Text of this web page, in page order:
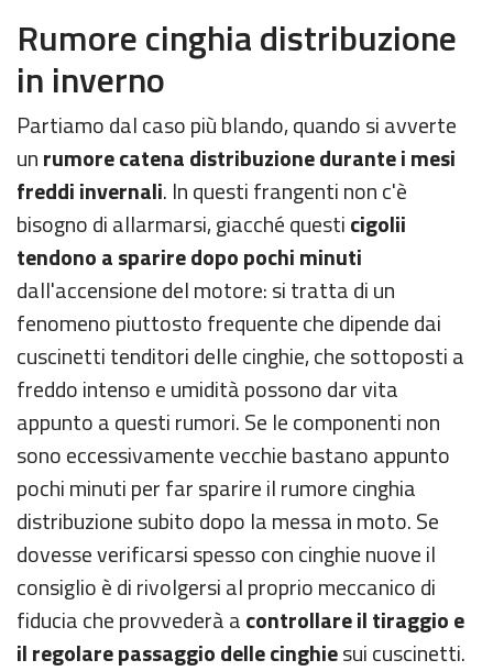
Rumore cinghia distribuzione
in inverno
Partiamo dal caso più blando, quando si avverte
unrumore catena distribuzione durante i mesi
freddi invernali. In questi frangenti non c'è
bisogno di allarmarsi, giacché questicigolii
tendono a sparire dopo pochi minuti
dall'accensione del motore: si tratta di un
fenomeno piuttosto frequente che dipende dai
cuscinetti tenditori delle cinghie, che sottoposti a
freddo intenso e umidità possono dar vita
appunto a questi rumori. Se le componenti non
sono eccessivamente vecchie bastano appunto
pochi minuti per far sparire il rumore cinghia
distribuzione subito dopo la messa in moto. Se
dovesse verificarsi spesso con cinghie nuove il
consiglio è di rivolgersi al proprio meccanico di
fiducia che provvederà acontrollare il tiraggio e
il regolare passaggio delle cinghiesui cuscinetti.